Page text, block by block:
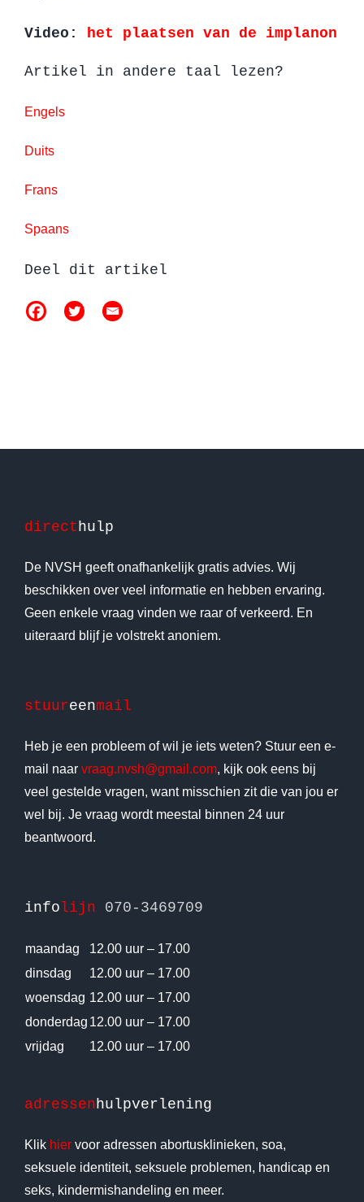
Video: het plaatsen van de implanon
Artikel in andere taal lezen?
Engels
Duits
Frans
Spaans
Deel dit artikel
directhulp
De NVSH geeft onafhankelijk gratis advies. Wij
beschikken over veel informatie en hebben ervaring.
Geen enkele vraag vinden we raar of verkeerd. En
uiteraard blijf je volstrekt anoniem.
stuureenmail
Heb je een probleem of wil je iets weten? Stuur een e-
mail naar vraag.nvsh@gmail.com, kijk ook eens bij
veel gestelde vragen, want misschien zit die van jou er
wel bij. Je vraag wordt meestal binnen 24 uur
beantwoord.
infolijn 070-3469709
maandag
12.00 uur – 17.00
dinsdag
12.00 uur – 17.00
woensdag 12.00 uur – 17.00
donderdag 12.00 uur – 17.00
vrijdag
12.00 uur – 17.00
adressen hulpverlening
Klik hiervoor adressen abortusklinieken, soa,
seksuele identiteit, seksuele problemen, handicap en
seks, kindermishandeling en meer.